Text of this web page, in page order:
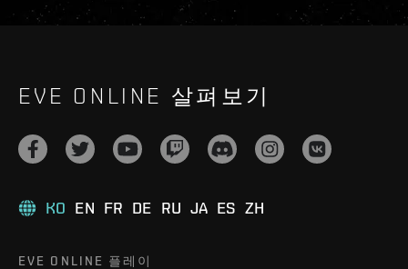
EVE ONLINE 살펴보기
KO EN FR DE RU JA ES ZH
EVE ONLINE 플레이